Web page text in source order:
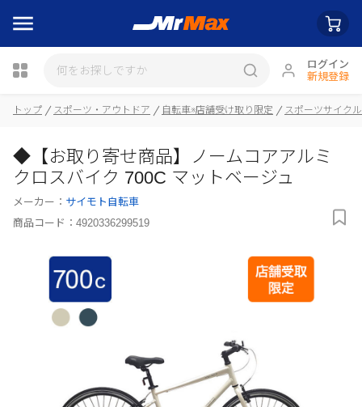
ログイン
新規登録
瓶詰
トップ スポーツ・アウトドア 自転車※店舗受け取り限定 スポーツサイクル
◆【お取り寄せ商品】ノームコアアルミ
クロスバイク 700C マットベージュ
メーカー： サイモト自転車
商品コード： 4920336299519